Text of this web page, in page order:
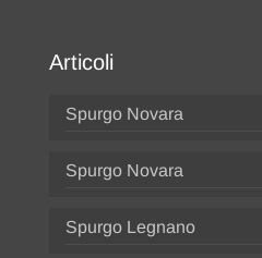
Articoli
Spurgo Novara
Spurgo Novara
Spurgo Legnano